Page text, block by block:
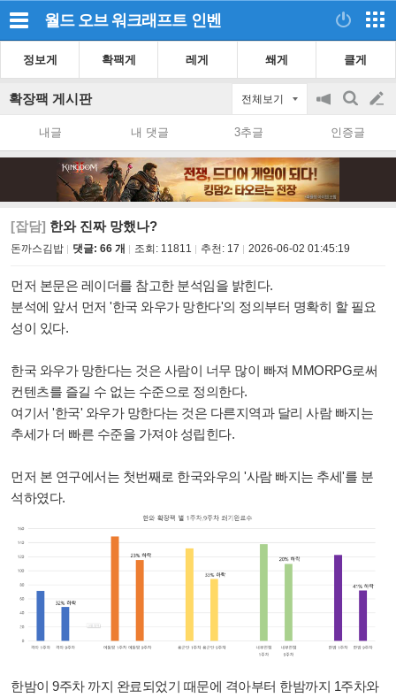
월드 오브 워크래프트 인벤
정보게 확팩게 레게 쐐게 클게
확장팩 게시판 전체보기
공
on/off
검
색
글
쓰
내글 내 댓글 3추글 인증글
[잡담] 한와 진짜 망했나?
돈까스김밥 댓글: 66 개 조회: 11811 추천: 17 2026-06-02 01:45:19
먼저 본문은 레이더를 참고한 분석임을 밝힌다.
분석에 앞서 먼저 '한국 와우가 망한다'의 정의부터 명확히 할 필요
성이 있다.
한국 와우가 망한다는 것은 사람이 너무 많이 빠져 MMORPG로써
컨텐츠를 즐길 수 없는 수준으로 정의한다.
여기서 '한국' 와우가 망한다는 것은 다른지역과 달리 사람 빠지는
추세가 더 빠른 수준을 가져야 성립힌다.
먼저 본 연구에서는 첫번째로 한국와우의 '사람 빠지는 추세'를 분
석하였다.
한밤이 9주차 까지 완료되었기 때문에 격아부터 한밤까지 1주차와